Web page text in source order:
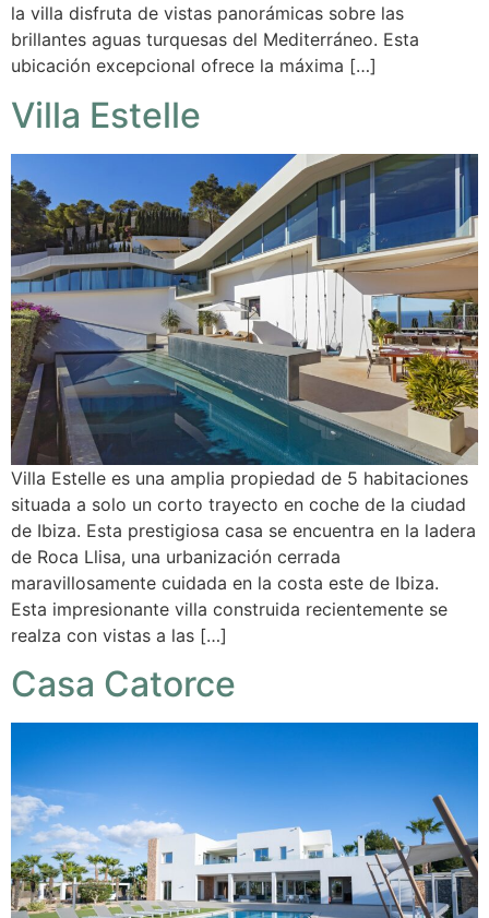
la villa disfruta de vistas panorámicas sobre las
brillantes aguas turquesas del Mediterráneo. Esta
ubicación excepcional ofrece la máxima […]
Villa Estelle
Villa Estelle es una amplia propiedad de 5 habitaciones
situada a solo un corto trayecto en coche de la ciudad
de Ibiza. Esta prestigiosa casa se encuentra en la ladera
de Roca Llisa, una urbanización cerrada
maravillosamente cuidada en la costa este de Ibiza.
Esta impresionante villa construida recientemente se
realza con vistas a las […]
Casa Catorce